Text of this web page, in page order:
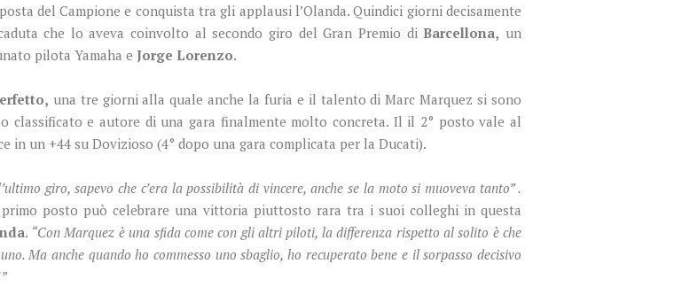
del Campione e conquista tra gli applausi l’Olanda. Quindici giorni decisamente
che lo aveva coinvolto al secondo giro del Gran Premio di Barcellona, un
pilota Yamaha e Jorge Lorenzo.
una tre giorni alla quale anche la furia e il talento di Marc Marquez si sono
classificato e autore di una gara finalmente molto concreta. Il il 2° posto vale al
un +44 su Dovizioso (4° dopo una gara complicata per la Ducati).
giro, sapevo che c’era la possibilità di vincere, anche se la moto si muoveva tanto” .
posto può celebrare una vittoria piuttosto rara tra i suoi colleghi in questa
. “Con Marquez è una sfida come con gli altri piloti, la differenza rispetto al solito è che
Ma anche quando ho commesso uno sbaglio, ho recuperato bene e il sorpasso decisivo